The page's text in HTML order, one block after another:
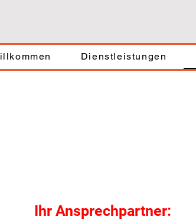
Dienstleistungen
Ihr Ansprechpartner: